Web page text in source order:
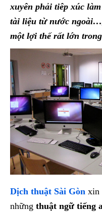
xuyên phải tiêp xúc
tài liệu từ nước
một lợi thế rất lớn
Dịch thuật Sài Gòn xin
những thuật ngữ tiếng